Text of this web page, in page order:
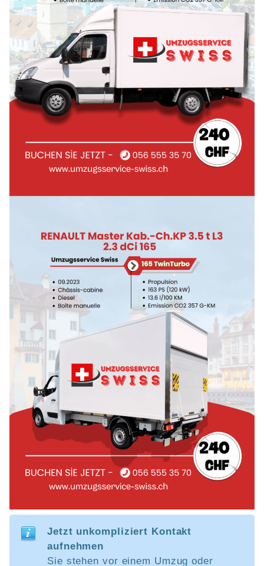
Jetzt unkompliziert Kontakt
aufnehmen
Sie stehen vor einem Umzug oder